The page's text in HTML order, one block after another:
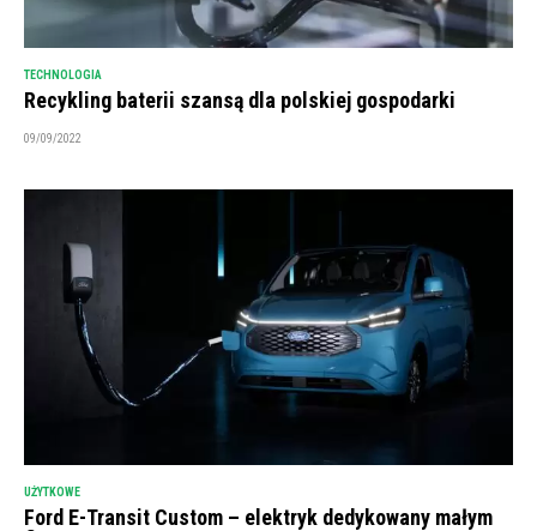
TECHNOLOGIA
Recykling baterii szansą dla polskiej gospodarki
09/09/2022
UŻYTKOWE
Ford E-Transit Custom – elektryk dedykowany małym